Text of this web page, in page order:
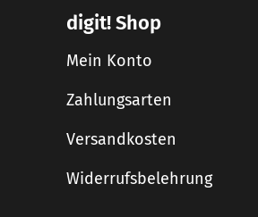
digit! Shop
Mein Konto
Zahlungsarten
Versandkosten
Widerrufsbelehrung